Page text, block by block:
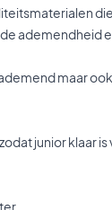
die
ademendheid
maar ook
junior klaar is